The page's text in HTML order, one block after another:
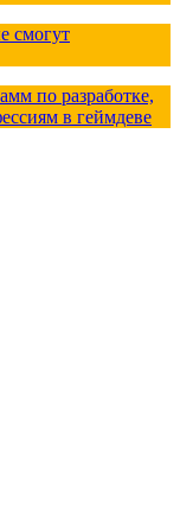
смогут
по разработке,
в геймдеве